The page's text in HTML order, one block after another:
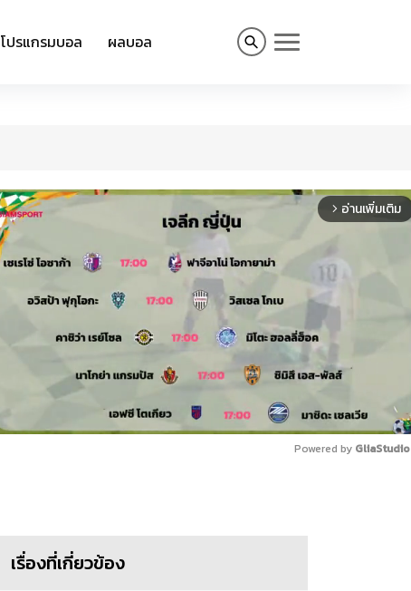
โปรแกรมบอล ผลบอล
arrow_forward_ios อ่านเพิ่มเติม
Powered by
เรื่องที่เกี่ยวข้อง